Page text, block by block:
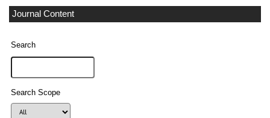
Journal Content
Search
Search Scope